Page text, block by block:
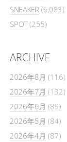
SNEAKER (6,083)
SPOT(255)
ARCHIVE
2026年8月 (116)
2026年7月 (132)
2026年6月 (89)
2026年5月 (84)
2026年4月 (87)